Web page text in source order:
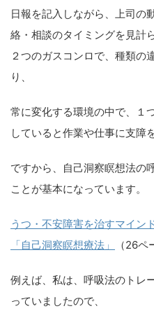
日報を記入しながら、上司の
絡・相談のタイミングを見計
２つのガスコンロで、種類の
り、
常に変化する環境の中で、１
していると作業や仕事に支障
ですから、自己洞察瞑想法の
ことが基本になっています。
うつ・不安障害を治すマイン
「自己洞察瞑想療法」
（26ペ
例えば、私は、呼吸法のトレ
っていましたので、